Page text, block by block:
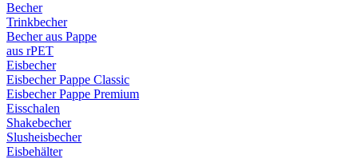
Becher
Trinkbecher
Becher aus Pappe
aus rPET
Eisbecher
Eisbecher Pappe Classic
Eisbecher Pappe Premium
Eisschalen
Shakebecher
Slusheisbecher
Eisbehälter